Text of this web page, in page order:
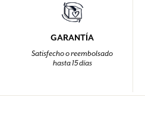
GARANTÍA
Satisfecho o reembolsado
hasta 15 días